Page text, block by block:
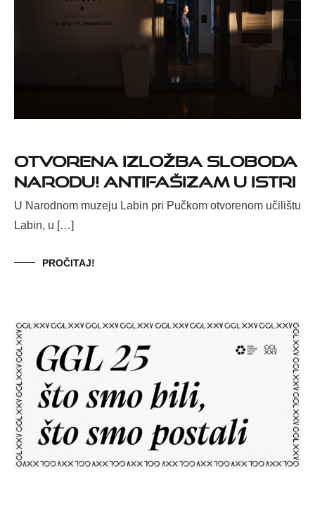
Otvorena izložba SLOBODA
NARODU! Antifašizam u Istri
U Narodnom muzeju Labin pri Pučkom otvorenom učilištu
Labin, u […]
PROČITAJ!